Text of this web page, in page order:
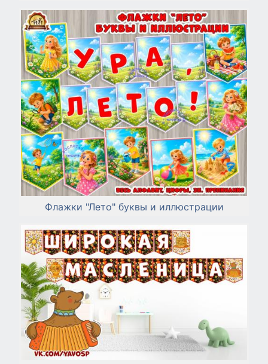
Флажки "Лето" буквы и иллюстрации